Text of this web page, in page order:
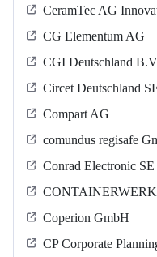
CeramTec AG
CG Elementum AG
CGI Deutschland
Circet Deutschland
Compart AG
comundus regisafe
Conrad Electronic SE
CONTAINERWERK
Coperion GmbH
CP Corporate